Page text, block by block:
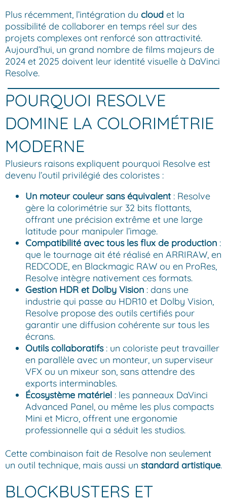
Plus récemment, l’intégration du cloud et la
possibilité de collaborer en temps réel sur des
projets complexes ont renforcé son attractivité.
Aujourd’hui, un grand nombre de films majeurs de
2024 et 2025 doivent leur identité visuelle à DaVinci
Resolve.
POURQUOI RESOLVE
DOMINE LA COLORIMÉTRIE
MODERNE
Plusieurs raisons expliquent pourquoi Resolve est
devenu l’outil privilégié des coloristes :
Un moteur couleur sans équivalent: Resolve
gère la colorimétrie sur 32 bits flottants,
offrant une précision extrême et une large
latitude pour manipuler l’image.
Compatibilité avec tous les flux de production :
que le tournage ait été réalisé en ARRIRAW, en
REDCODE, en Blackmagic RAW ou en ProRes,
Resolve intègre nativement ces formats.
Gestion HDR et Dolby Vision : dans une
industrie qui passe au HDR10 et Dolby Vision,
Resolve propose des outils certifiés pour
garantir une diffusion cohérente sur tous les
écrans.
Outils collaboratifs: un coloriste peut travailler
en parallèle avec un monteur, un superviseur
VFX ou un mixeur son, sans attendre des
exports interminables.
Écosystème matériel : les panneaux DaVinci
Advanced Panel, ou même les plus compacts
Mini et Micro, offrent une ergonomie
professionnelle qui a séduit les studios.
Cette combinaison fait de Resolve non seulement
un outil technique, mais aussi un standard artistique.
BLOCKBUSTERS ET